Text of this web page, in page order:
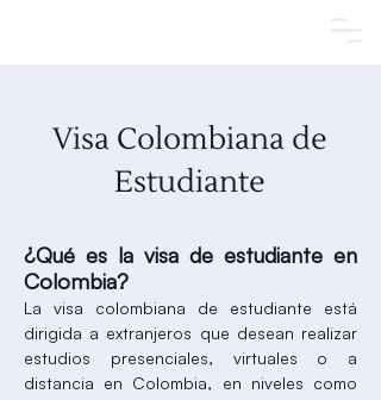
Visa Colombiana de
Estudiante
¿Qué es la visa de estudiante en
Colombia?
La visa colombiana de estudiante está
dirigida a extranjeros que desean realizar
estudios presenciales, virtuales o a
distancia en Colombia, en niveles como